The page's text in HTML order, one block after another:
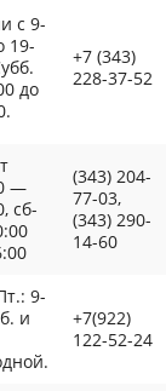
с 9-
19-
до
+7 (343)
228-37-52
—
сб-
(343) 204-
77-03,
(343) 290-
14-60
9-
и
+7(922)
122-52-24